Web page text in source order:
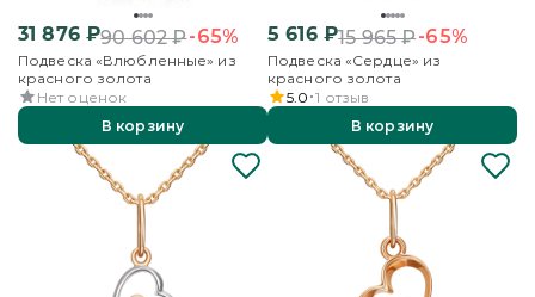
31 876₽90 602₽-65%
Подвеска «Влюбленные» из
красного золота
Нет оценок
В корзину
5 616₽15 965₽-65%
Подвеска «Сердце» из
красного золота
5.0 1 отзыв
В корзину